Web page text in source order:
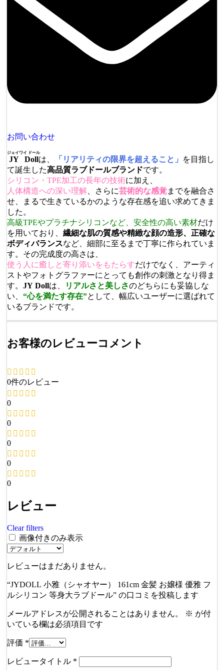
お問い合わせ
JY Doll
ジェイワイ ドール
は、 「リアリティの限界を超えること」
を目指し
て誕生した高品質ラブドールブランドです。
シリコン・TPE加工の長年の技術に加え、
人体構造への深い理解 、さらに芸術的な感覚までを融合さ
せ、まるで生きているかのような存在感を追い求めてきま
した。
高級TPEやプラチナシリコンなど、安全性の高い素材だけ
を用いており、 繊細な肌の質感や精緻な顔の造形、正確な
ボディバランスなど、細部に至るまで丁寧に作られていま
す。その完成度の高さは、
使う人に癒しと寄り添いをもたらすだけでなく、アーティ
ストやフォトグラファーにとっても創作の刺激となり得ま
す。 JY Dollは、 リアルさと美しさのどちらにも妥協しな
い、 “心を満たす存在”として、幅広いユーザーに選ばれて
いるブランドです。
お客様のレビューコメント
0件のレビュー
0
0
0
0
0
レビュー
Clear filters
画像付きのみ表示
レビューはまだありません。
“JYDOLL 小雅（シャオヤー） 161cm 金髪 お嬢様 優雅 フ
ルシリコン 等身大ラブドール” の口コミを投稿します
メールアドレスが公開されることはありません。 ※ が付
いている欄は必須項目です
評価 *
レビュータイトル *